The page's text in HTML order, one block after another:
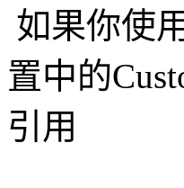
如果你使
置中的
引用